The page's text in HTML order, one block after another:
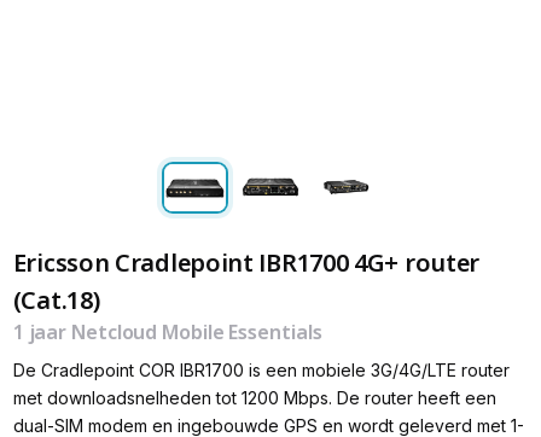
Ericsson Cradlepoint IBR1700 4G+ router
(Cat.18)
1 jaar Netcloud Mobile Essentials
De Cradlepoint COR IBR1700 is een mobiele 3G/4G/LTE router
met downloadsnelheden tot 1200 Mbps. De router heeft een
dual-SIM modem en ingebouwde GPS en wordt geleverd met 1-